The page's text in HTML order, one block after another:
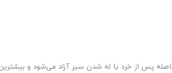
پس از خرد یا له شدن سیر آزاد می‌شود و